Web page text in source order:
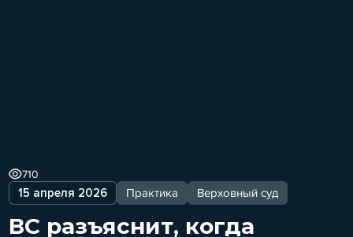
15 апреля 2026 Практика Верховный суд
710
ВС разъяснит, когда